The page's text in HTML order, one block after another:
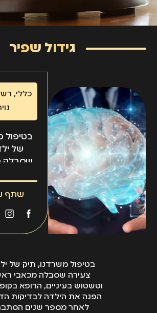
גידול שפיר
כללי,
בטיפול
של
שסבלה
הפנה
בראש
שתף
בטיפול משרדנו, תיק של
צעירה שסבלה מכאבי
וטשטוש בעיניים, הרופא
הפנה את הילדה לבדיקות
לאחר מספר שנים